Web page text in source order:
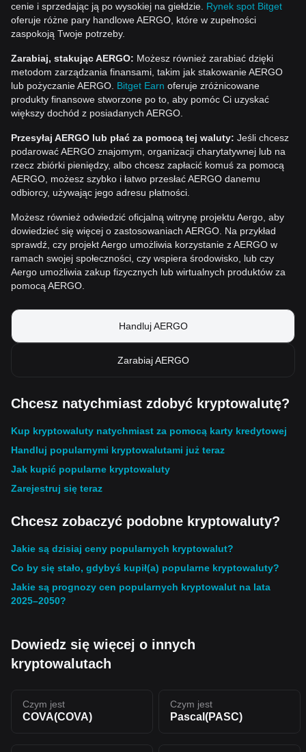
cenie i sprzedając ją po wysokiej na giełdzie. Rynek spot Bitget
oferuje różne pary handlowe AERGO, które w zupełności
zaspokoją Twoje potrzeby.
Zarabiaj, stakując AERGO: Możesz również zarabiać dzięki
metodom zarządzania finansami, takim jak stakowanie AERGO
lub pożyczanie AERGO. Bitget Earn oferuje zróżnicowane
produkty finansowe stworzone po to, aby pomóc Ci uzyskać
większy dochód z posiadanych AERGO.
Przesyłaj AERGO lub płać za pomocą tej waluty: Jeśli chcesz
podarować AERGO znajomym, organizacji charytatywnej lub na
rzecz zbiórki pieniędzy, albo chcesz zapłacić komuś za pomocą
AERGO, możesz szybko i łatwo przesłać AERGO danemu
odbiorcy, używając jego adresu płatności.
Możesz również odwiedzić oficjalną witrynę projektu Aergo, aby
dowiedzieć się więcej o zastosowaniach AERGO. Na przykład
sprawdź, czy projekt Aergo umożliwia korzystanie z AERGO w
ramach swojej społeczności, czy wspiera środowisko, lub czy
Aergo umożliwia zakup fizycznych lub wirtualnych produktów za
pomocą AERGO.
Handluj AERGO
Zarabiaj AERGO
Chcesz natychmiast zdobyć kryptowalutę?
Kup kryptowaluty natychmiast za pomocą karty kredytowej
Handluj popularnymi kryptowalutami już teraz
Jak kupić popularne kryptowaluty
Zarejestruj się teraz
Chcesz zobaczyć podobne kryptowaluty?
Jakie są dzisiaj ceny popularnych kryptowalut?
Co by się stało, gdybyś kupił(a) popularne kryptowaluty?
Jakie są prognozy cen popularnych kryptowalut na lata
2025–2050?
Dowiedz się więcej o innych
kryptowalutach
Czym jest
COVA(COVA)
Czym jest
Pascal(PASC)